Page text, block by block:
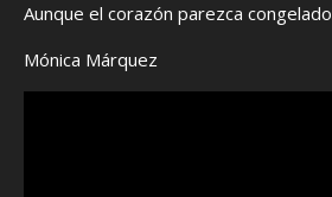
Aunque el corazón parezca congelado
Mónica Márquez